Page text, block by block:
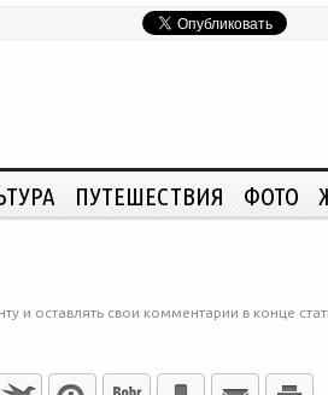
ПУТЕШЕСТВИЯ ФОТО
и оставлять свои комментарии в конце